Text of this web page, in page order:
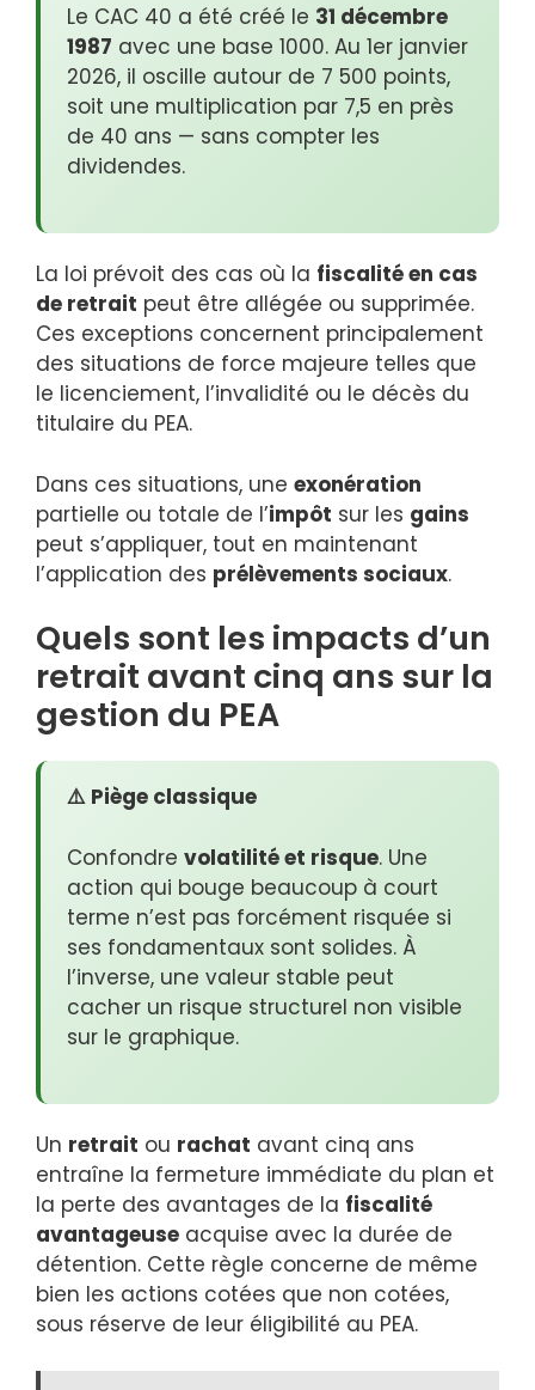
Le CAC 40 a été créé le 31 décembre
1987 avec une base 1000. Au 1er janvier
2026, il oscille autour de 7 500 points,
soit une multiplication par 7,5 en près
de 40 ans — sans compter les
dividendes.
La loi prévoit des cas où la fiscalité en cas
de retrait peut être allégée ou supprimée.
Ces exceptions concernent principalement
des situations de force majeure telles que
le licenciement, l’invalidité ou le décès du
titulaire du PEA.
Dans ces situations, une exonération
partielle ou totale de l’impôt sur les gains
peut s’appliquer, tout en maintenant
l’application des prélèvements sociaux.
Quels sont les impacts d’un
retrait avant cinq ans sur la
gestion du PEA
⚠️ Piège classique
Confondre volatilité et risque. Une
action qui bouge beaucoup à court
terme n’est pas forcément risquée si
ses fondamentaux sont solides. À
l’inverse, une valeur stable peut
cacher un risque structurel non visible
sur le graphique.
Un retrait ou rachat avant cinq ans
entraîne la fermeture immédiate du plan et
la perte des avantages de la fiscalité
avantageuse acquise avec la durée de
détention. Cette règle concerne de même
bien les actions cotées que non cotées,
sous réserve de leur éligibilité au PEA.